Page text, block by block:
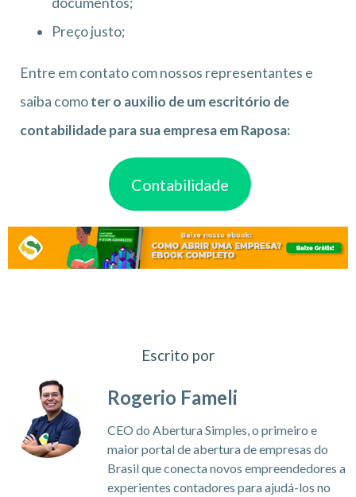
Preço justo;
Entre em contato com nossos representantes e
saiba comoter o auxilio de um escritório de
contabilidade para sua empresa em Raposa:
Contabilidade
Escrito por
Rogerio Fameli
CEO do Abertura Simples, o primeiro e
maior portal de abertura de empresas do
Brasil que conecta novos empreendedores a
experientes contadores para ajudá-los no